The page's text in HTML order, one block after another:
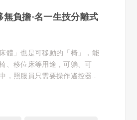
負擔-名一生技分離式
體」也是可移動的「椅」，能
、移位床等用途，可躺、可
，照服員只需要操作遙控器，